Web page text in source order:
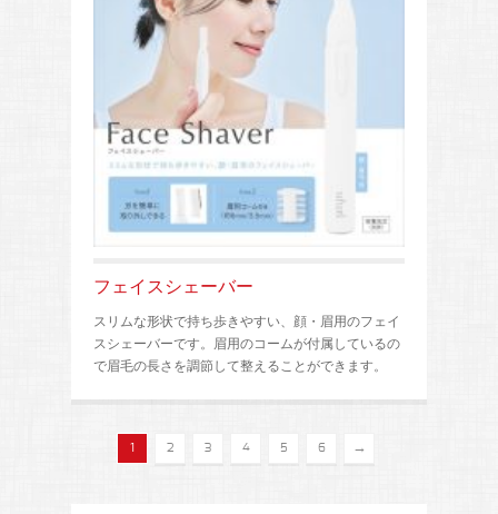
フェイスシェーバー
スリムな形状で持ち歩きやすい、顔・眉用のフェイ
スシェーバーです。眉用のコームが付属しているの
で眉毛の長さを調節して整えることができます。
1 2 3 4 5 6 →